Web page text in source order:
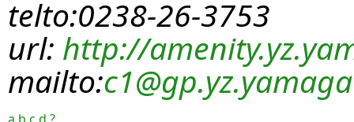
telto:0238-26-3753
url: http://
mailto:c1